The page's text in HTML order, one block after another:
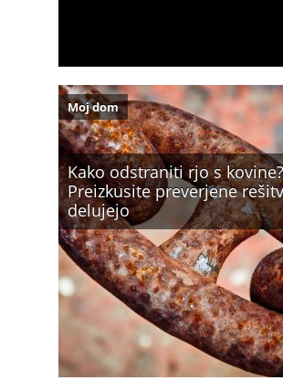
Kako odstraniti rjo s kovine?
Preizkusite preverjene
delujejo
Moj dom